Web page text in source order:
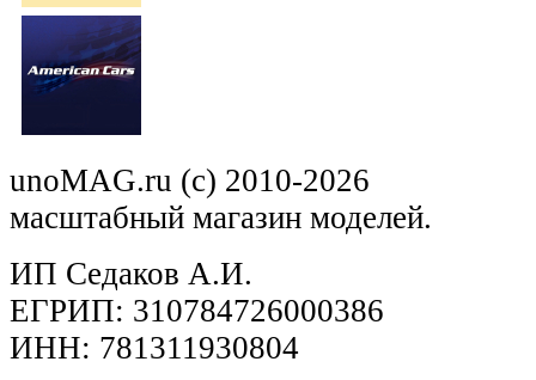
unoMAG.ru (c) 2010-2026
масштабный магазин моделей.
ИП Седаков А.И.
ЕГРИП: 310784726000386
ИНН: 781311930804